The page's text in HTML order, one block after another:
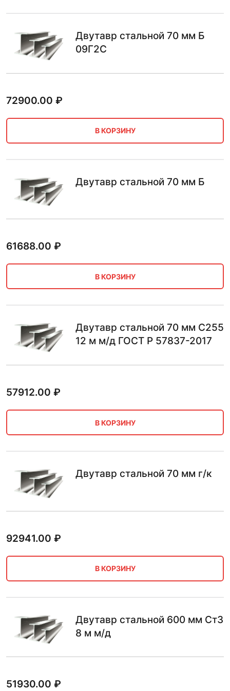
Двутавр стальной 70 мм Б
09Г2С
72900.00 ₽
В КОРЗИНУ
Двутавр стальной 70 мм Б
61688.00 ₽
В КОРЗИНУ
Двутавр стальной 70 мм С255
12 м м/д ГОСТ Р 57837-2017
57912.00 ₽
В КОРЗИНУ
Двутавр стальной 70 мм г/к
92941.00 ₽
В КОРЗИНУ
Двутавр стальной 600 мм Ст3
8 м м/д
51930.00 ₽